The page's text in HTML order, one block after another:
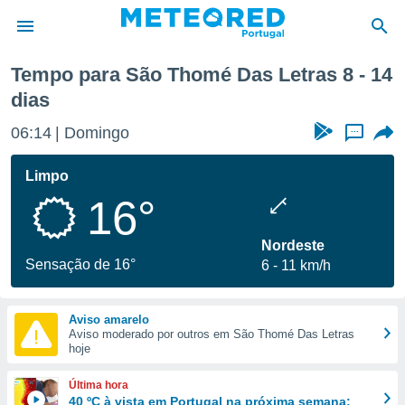
da
foi
para
e
digital
Tempo para São Thomé Das Letras 8 - 14
dias
06:14 Domingo ...
Limpo
16°
Sensação de 16°
Nordeste
6
11 km/h
Aviso amarelo
Aviso moderado por outros em São Thomé Das Letras
hoje
Última hora
40 ºC à vista em Portugal na próxima semana: